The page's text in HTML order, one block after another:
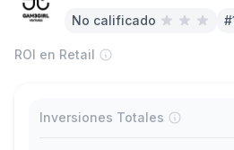
No calificado
ROI en Retail
Inversiones Totales